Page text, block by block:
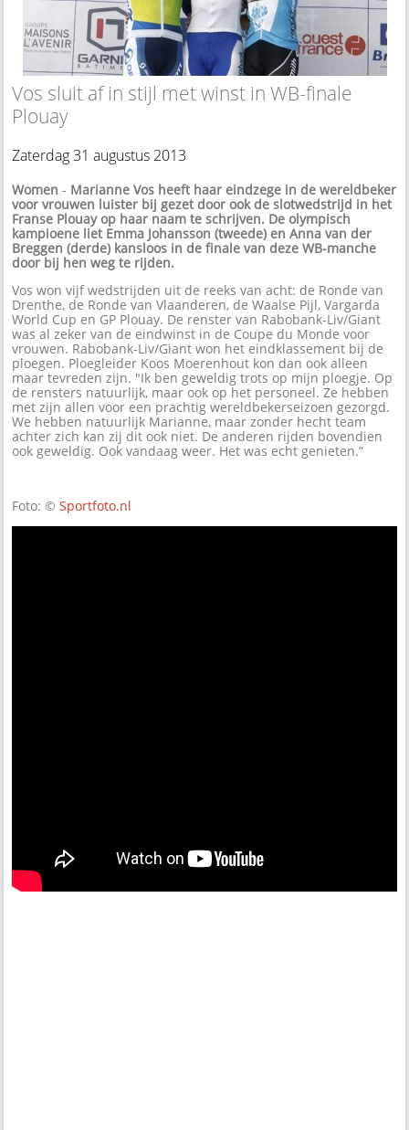
Vos sluit af in stijl met winst in WB-finale
Plouay
Zaterdag 31 augustus 2013
Women - Marianne Vos heeft haar eindzege in de wereldbeker
voor vrouwen luister bij gezet door ook de slotwedstrijd in het
Franse Plouay op haar naam te schrijven. De olympisch
kampioene liet Emma Johansson (tweede) en Anna van der
Breggen (derde) kansloos in de finale van deze WB-manche
door bij hen weg te rijden.
Vos won vijf wedstrijden uit de reeks van acht: de Ronde van
Drenthe, de Ronde van Vlaanderen, de Waalse Pijl, Vargarda
World Cup en GP Plouay. De renster van Rabobank-Liv/Giant
was al zeker van de eindwinst in de Coupe du Monde voor
vrouwen. Rabobank-Liv/Giant won het eindklassement bij de
ploegen. Ploegleider Koos Moerenhout kon dan ook alleen
maar tevreden zijn. "Ik ben geweldig trots op mijn ploegje. Op
de rensters natuurlijk, maar ook op het personeel. Ze hebben
met zijn allen voor een prachtig wereldbekerseizoen gezorgd.
We hebben natuurlijk Marianne, maar zonder hecht team
achter zich kan zij dit ook niet. De anderen rijden bovendien
ook geweldig. Ook vandaag weer. Het was echt genieten.”
Foto: ©Sportfoto.nl